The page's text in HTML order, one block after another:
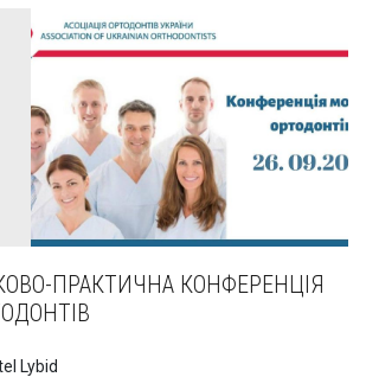
ПРАКТИЧНА КОНФЕРЕНЦІЯ
Lybid